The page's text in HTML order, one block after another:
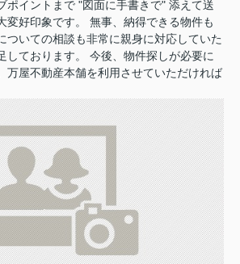
ポイントまで "図面に手書きで" 添えて送
変好印象です。 無事、納得できる物件も
ついての相談も非常に親身に対応していた
しております。 今後、物件探しが必要に
万屋不動産本舗を利用させていただければ